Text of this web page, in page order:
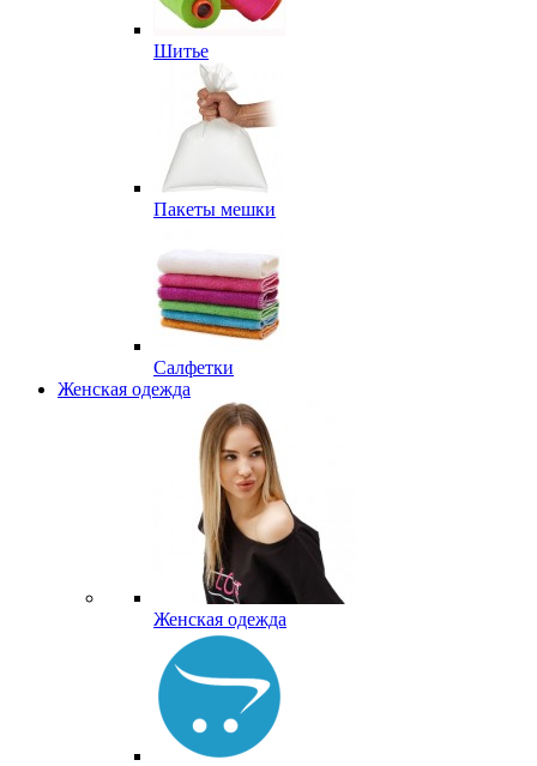
Шитье
Пакеты мешки
Салфетки
Женская одежда
Женская одежда